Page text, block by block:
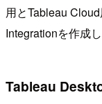
用とTableau
Integrationを作成し
Tableau